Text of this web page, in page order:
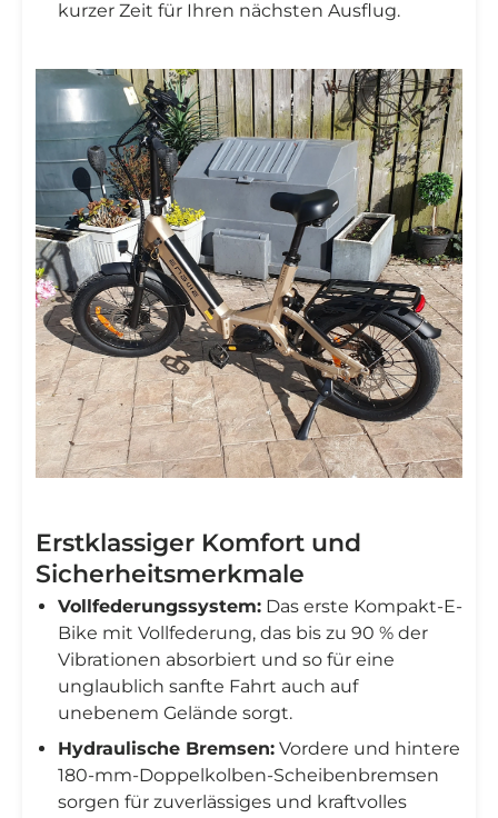
kurzer Zeit für Ihren nächsten Ausflug.
Erstklassiger Komfort und
Sicherheitsmerkmale
Vollfederungssystem: Das erste Kompakt-E-
Bike mit Vollfederung, das bis zu 90 % der
Vibrationen absorbiert und so für eine
unglaublich sanfte Fahrt auch auf
unebenem Gelände sorgt.
Hydraulische Bremsen: Vordere und hintere
180-mm-Doppelkolben-Scheibenbremsen
sorgen für zuverlässiges und kraftvolles